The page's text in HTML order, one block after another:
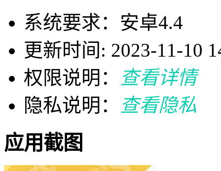
系统要求：安卓4.4
更新时间: 2023-11-10
权限说明：
查看详情
隐私说明：
查看隐私
应用截图